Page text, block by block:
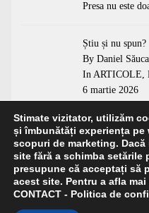
Presa nu este
Știu și nu spun?
By Daniel Săuca
In ARTICOLE,
6 martie 2026
Stimate vizitator, utilizăm
și îmbunătăți experiența
scopuri de marketing.
site fără a schimba setările
presupune că acceptați să
acest site. Pentru a afla
CONTACT - Politica de